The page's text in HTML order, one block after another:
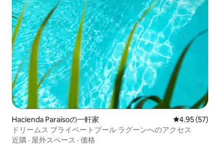
Hacienda Paraísoの一軒家 レビュー57
4.95 (57)
ドリームス プライベートプール ラグーンへのアクセス
近隣 · 屋外スペース · 価格